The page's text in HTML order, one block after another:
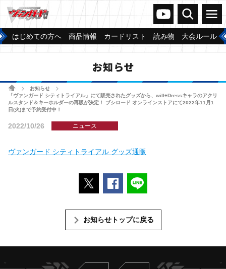
ヴァンガードch
検索 メニュー
はじめての方へ 商品情報 カードリスト 読み物 大会ルール
お知らせ
ホームお知らせ
「ヴァンガード シティトライアル」にて販売されたグッズから、will+Dressキャラのアクリ
ルスタンド＆キーホルダーの再販が決定！ ブシロード オンラインストアにて2022年11月1
日(火)まで予約受付中！
2022/10/26 ニュース
ヴァンガード シティトライアル グッズ通販
ポストするFacebookでシェアする
お知らせトップに戻る